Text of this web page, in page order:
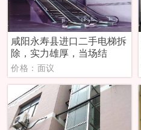
咸阳永寿县进口二手电梯拆
除，实力雄厚，当场结
价格：面议